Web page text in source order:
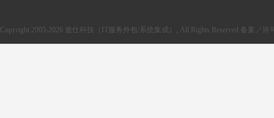
Copyright 2005-2026 逾仕科技（IT服务外包/系统集成）, All Rights Reserved 备案／